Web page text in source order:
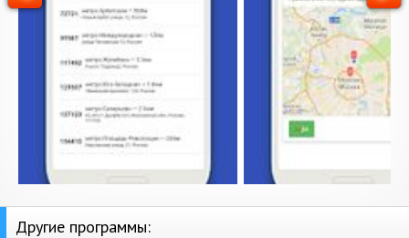
Другие программы: